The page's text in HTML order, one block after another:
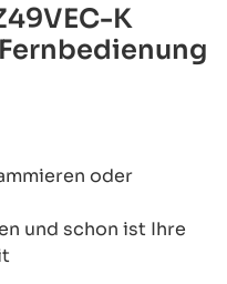
K
oder
und schon ist Ihre